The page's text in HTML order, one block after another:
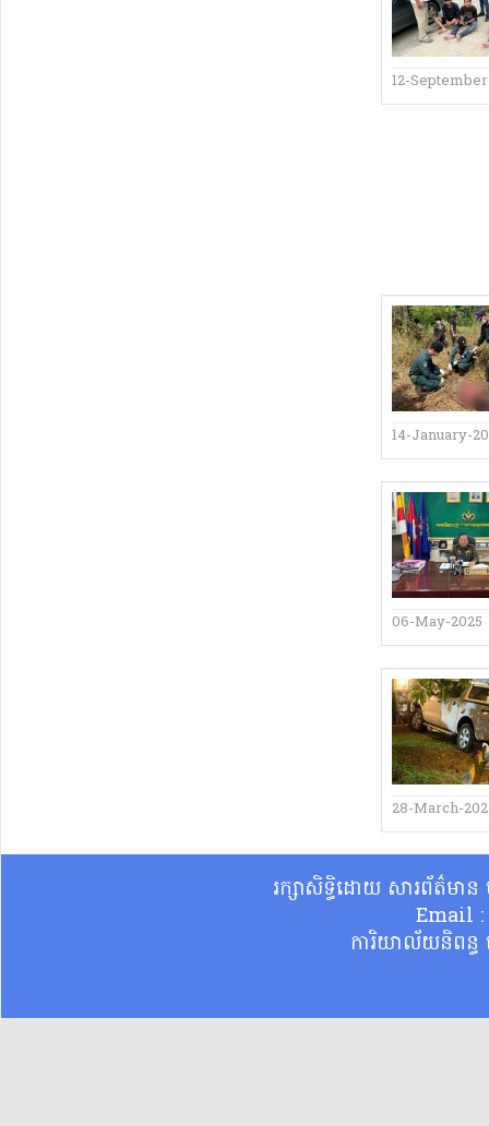
12-
14-January-
06-May-2025
28-March-
រក្សាសិទ្ធិដោយ សារព័ត៌មា
Email
ការិយាល័យនិពន្ធ